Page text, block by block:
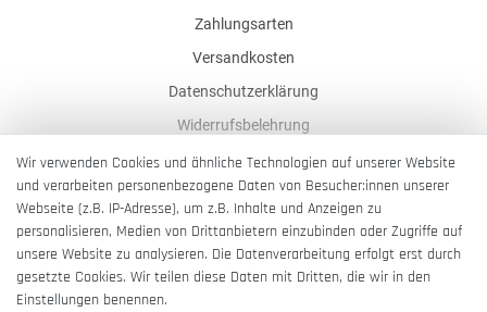
Zahlungsarten
Versandkosten
Datenschutzerklärung
Widerrufsbelehrung
AGB
Impressum
Barrierefreiheitserklärung
Wir verwenden Cookies und ähnliche Technologien auf unserer Website
und verarbeiten personenbezogene Daten von Besucher:innen unserer
Webseite (z.B. IP-Adresse), um z.B. Inhalte und Anzeigen zu
personalisieren, Medien von Drittanbietern einzubinden oder Zugriffe auf
unsere Website zu analysieren. Die Datenverarbeitung erfolgt erst durch
gesetzte Cookies. Wir teilen diese Daten mit Dritten, die wir in den
Einstellungen benennen.